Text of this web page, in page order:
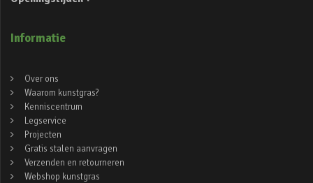
Informatie
Over ons
Waarom kunstgras?
Kenniscentrum
Legservice
Projecten
Gratis stalen aanvragen
Verzenden en retourneren
Webshop kunstgras